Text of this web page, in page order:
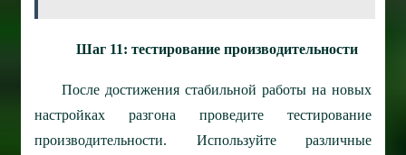
Шаг 11: тестирование производительности
После достижения стабильной работы на новых
настройках разгона проведите тестирование
производительности. Используйте различные